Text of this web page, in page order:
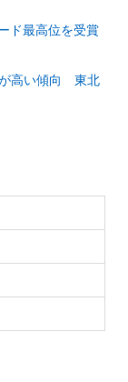
ド最高位を受賞
が高い傾向 東北